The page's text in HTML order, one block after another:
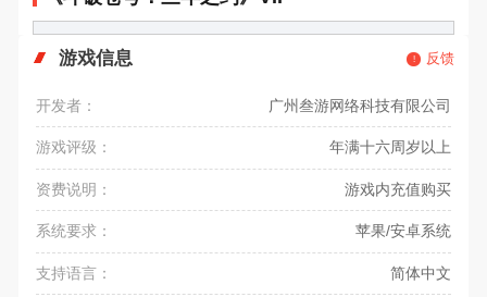
游戏信息 反馈
开发者： 广州叁游网络科技有限公司
游戏评级： 年满十六周岁以上
资费说明： 游戏内充值购买
系统要求： 苹果/安卓系统
支持语言： 简体中文